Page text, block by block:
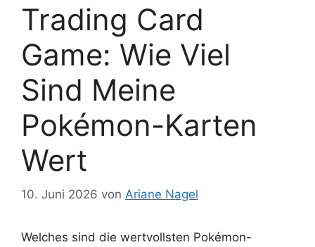
Trading Card
Game: Wie Viel
Sind Meine
Pokémon-Karten
Wert
10. Juni 2026 von Ariane Nagel
Welches sind die wertvollsten Pokémon-